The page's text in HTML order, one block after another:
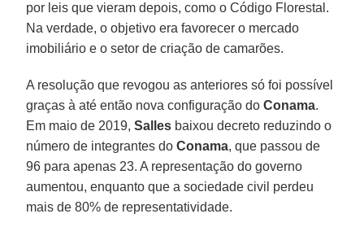
por leis que vieram depois, como o Código Florestal.
Na verdade, o objetivo era favorecer o mercado
imobiliário e o setor de criação de camarões.
A resolução que revogou as anteriores só foi possível
graças à até então nova configuração doConama.
Em maio de 2019,Salles baixou decreto reduzindo o
número de integrantes doConama, que passou de
96 para apenas 23. A representação do governo
aumentou, enquanto que a sociedade civil perdeu
mais de 80% de representatividade.